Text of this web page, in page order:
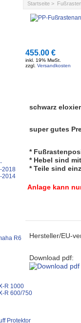
2018
2014
R6
R 1000
R 600/750
Protektor
Startseite >
455.00 €
inkl. 19% MwSt.
zzgl.Versandkosten
schwarz
super gutes
*
* Hebel sind
* Teile sind
Anlage kann
Hersteller/EU-
Download pdf: